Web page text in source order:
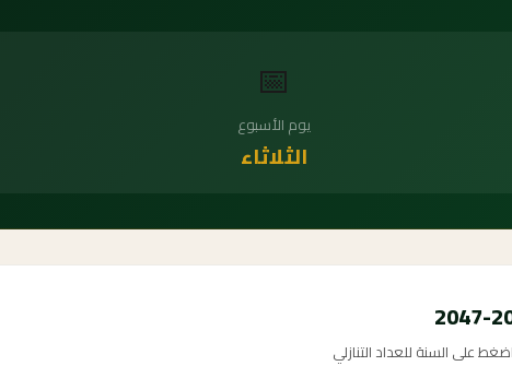
📅
يوم الأسبوع
الثلاثاء
على السنة للعداد التنازلي